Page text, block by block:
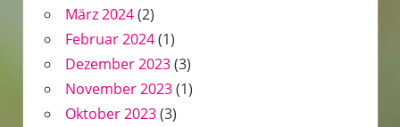
März 2024(2)
Februar 2024(1)
Dezember 2023(3)
November 2023(1)
Oktober 2023(3)